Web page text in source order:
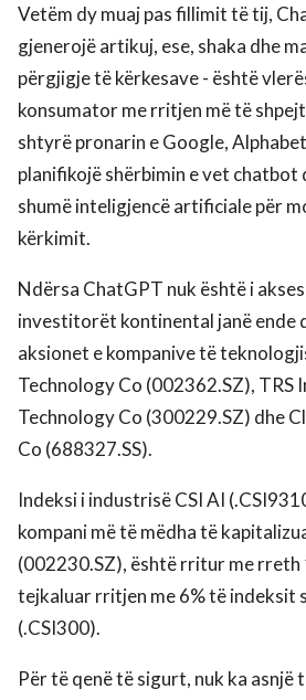
Vetëm dy muaj pas fillimit të tij,
gjenerojë artikuj, ese, shaka dhe
përgjigje të kërkesave - është
konsumator me rritjen më të
shtyrë pronarin e Google,
planifikojë shërbimin e vet chatbot
shumë inteligjencë artificiale për
kërkimit.
Ndërsa ChatGPT nuk është i
investitorët kontinental janë ende
aksionet e kompanive të
Technology Co (002362.SZ), TRS
Technology Co (300229.SZ) dhe
Co (688327.SS).
Indeksi i industrisë CSI AI
kompani më të mëdha të
(002230.SZ), është rritur me rreth
tejkaluar rritjen me 6% të indeksit
(.CSI300).
Për të qenë të sigurt, nuk ka asnjë